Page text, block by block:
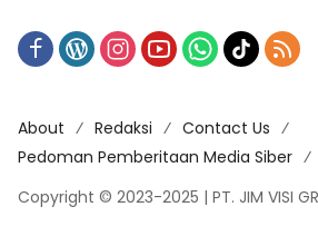
About Redaksi
Contact Us
Pedoman Pemberitaan Media Siber
Copyright © 2023-2025 | PT. JIM VISI